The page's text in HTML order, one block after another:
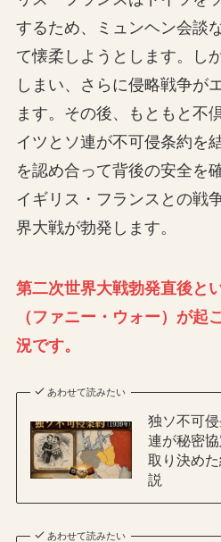
するため、ミュンヘン会談
て懐柔しようとします。し
しまい、さらに侵略戦争が
ます。その後、もともと不
イツとソ連が不可侵条約を
を認め合って背後の安全を
イギリス・フランスとの戦
界大戦が勃発します。
第二次世界大戦勃発直後と
（ファニー・ウォー）が起
況です。
あわせて読みたい
独ソ不可
連が秘密
取り決め
説
あわせて読みたい